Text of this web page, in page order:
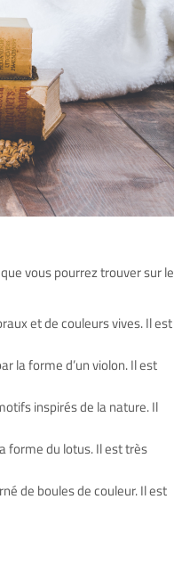
vous pourrez trouver sur le
et de couleurs vives. Il est
la forme d’un violon. Il est
inspirés de la nature. Il
forme du lotus. Il est très
de boules de couleur. Il est